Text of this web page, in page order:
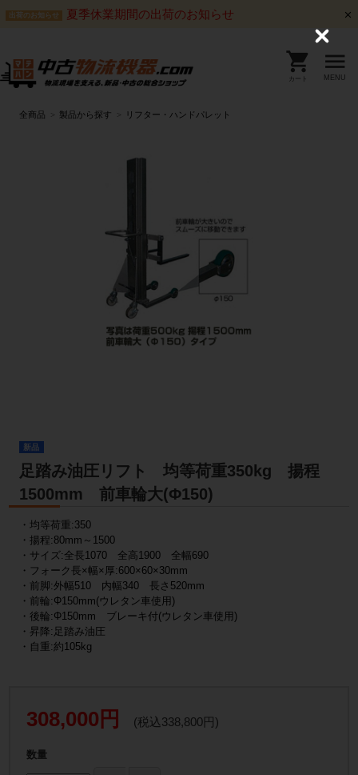
出荷のお知らせ 夏季休業期間の出荷のお知らせ
カート MENU
全商品 製品から探す リフター・ハンドパレット
新品
足踏み油圧リフト 均等荷重350kg 揚程
1500mm 前車輪大(Φ150)
・均等荷重:350
・揚程:80mm～1500
・サイズ:全長1070 全高1900 全幅690
・フォーク長×幅×厚:600×60×30mm
・前脚:外幅510 内幅340 長さ520mm
・前輪:Φ150mm(ウレタン車使用)
・後輪:Φ150mm ブレーキ付(ウレタン車使用)
・昇降:足踏み油圧
・自重:約105kg
308,000円 (税込338,800円)
数量
C
o
s